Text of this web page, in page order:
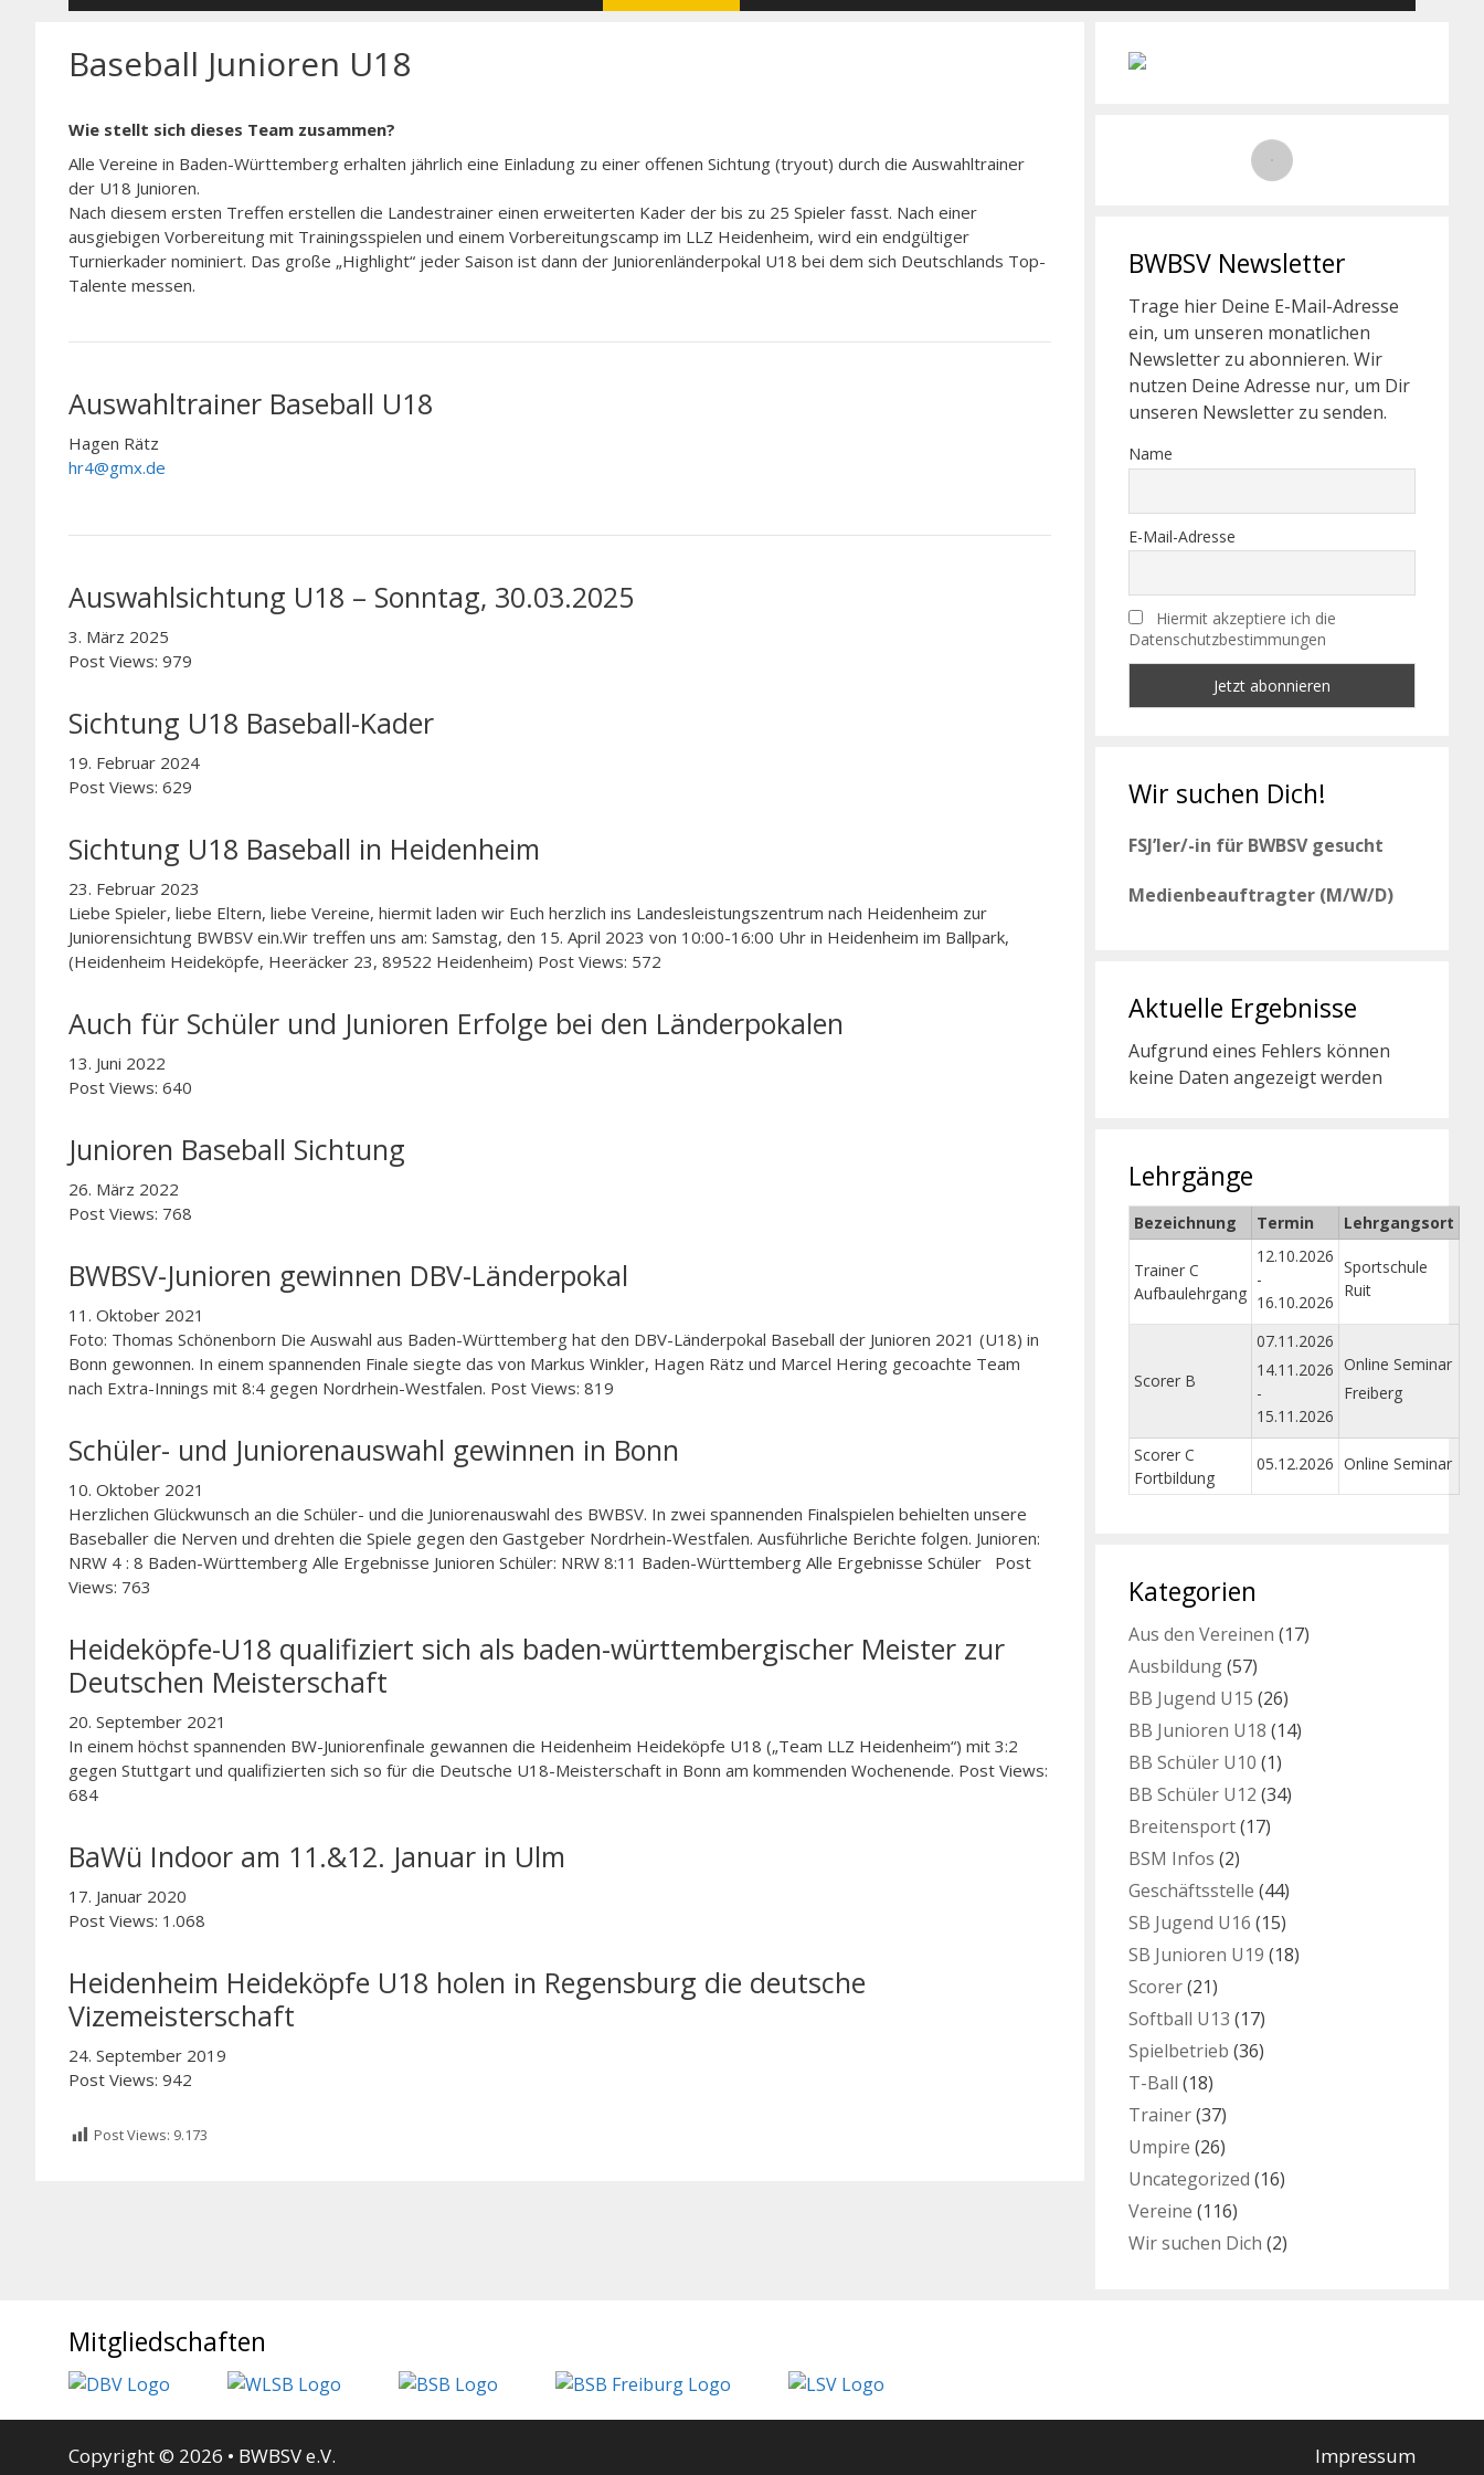
Baseball Junioren U18
Wie stellt sich dieses Team zusammen?
Alle Vereine in Baden-Württemberg erhalten jährlich eine Einladung zu einer offenen Sichtung (tryout) durch die Auswahltrainer
der U18 Junioren.
Nach diesem ersten Treffen erstellen die Landestrainer einen erweiterten Kader der bis zu 25 Spieler fasst. Nach einer
ausgiebigen Vorbereitung mit Trainingsspielen und einem Vorbereitungscamp im LLZ Heidenheim, wird ein endgültiger
Turnierkader nominiert. Das große „Highlight“ jeder Saison ist dann der Juniorenländerpokal U18 bei dem sich Deutschlands Top-
Talente messen.
Auswahltrainer Baseball U18
Hagen Rätz
hr4@gmx.de
Auswahlsichtung U18 – Sonntag, 30.03.2025
3. März 2025
Post Views: 979
Sichtung U18 Baseball-Kader
19. Februar 2024
Post Views: 629
Sichtung U18 Baseball in Heidenheim
23. Februar 2023
Liebe Spieler, liebe Eltern, liebe Vereine, hiermit laden wir Euch herzlich ins Landesleistungszentrum nach Heidenheim zur
Juniorensichtung BWBSV ein.Wir treffen uns am: Samstag, den 15. April 2023 von 10:00-16:00 Uhr in Heidenheim im Ballpark,
(Heidenheim Heideköpfe, Heeräcker 23, 89522 Heidenheim) Post Views: 572
Auch für Schüler und Junioren Erfolge bei den Länderpokalen
13. Juni 2022
Post Views: 640
Junioren Baseball Sichtung
26. März 2022
Post Views: 768
BWBSV-Junioren gewinnen DBV-Länderpokal
11. Oktober 2021
Foto: Thomas Schönenborn Die Auswahl aus Baden-Württemberg hat den DBV-Länderpokal Baseball der Junioren 2021 (U18) in
Bonn gewonnen. In einem spannenden Finale siegte das von Markus Winkler, Hagen Rätz und Marcel Hering gecoachte Team
nach Extra-Innings mit 8:4 gegen Nordrhein-Westfalen. Post Views: 819
Schüler- und Juniorenauswahl gewinnen in Bonn
10. Oktober 2021
Herzlichen Glückwunsch an die Schüler- und die Juniorenauswahl des BWBSV. In zwei spannenden Finalspielen behielten unsere
Baseballer die Nerven und drehten die Spiele gegen den Gastgeber Nordrhein-Westfalen. Ausführliche Berichte folgen. Junioren:
NRW 4 : 8 Baden-Württemberg Alle Ergebnisse Junioren Schüler: NRW 8:11 Baden-Württemberg Alle Ergebnisse Schüler Post
Views: 763
Heideköpfe-U18 qualifiziert sich als baden-württembergischer Meister zur
Deutschen Meisterschaft
20. September 2021
In einem höchst spannenden BW-Juniorenfinale gewannen die Heidenheim Heideköpfe U18 („Team LLZ Heidenheim“) mit 3:2
gegen Stuttgart und qualifizierten sich so für die Deutsche U18-Meisterschaft in Bonn am kommenden Wochenende. Post Views:
684
BaWü Indoor am 11.&12. Januar in Ulm
17. Januar 2020
Post Views: 1.068
Heidenheim Heideköpfe U18 holen in Regensburg die deutsche
Vizemeisterschaft
24. September 2019
Post Views: 942
Post Views: 9.173
BWBSV Newsletter
Trage hier Deine E-Mail-Adresse
ein, um unseren monatlichen
Newsletter zu abonnieren. Wir
nutzen Deine Adresse nur, um Dir
unseren Newsletter zu senden.
Name
E-Mail-Adresse
Hiermit akzeptiere ich die
Datenschutzbestimmungen
Wir suchen Dich!
FSJ’ler/-in für BWBSV gesucht
Medienbeauftragter (M/W/D)
Aktuelle Ergebnisse
Aufgrund eines Fehlers können
keine Daten angezeigt werden
Lehrgänge
Bezeichnung Termin Lehrgangsort
Trainer C
Aufbaulehrgang
12.10.2026
-
16.10.2026
Sportschule
Ruit
Scorer B
07.11.2026
14.11.2026
-
15.11.2026
Online Seminar
Freiberg
Scorer C
Fortbildung
05.12.2026 Online Seminar
Kategorien
Aus den Vereinen (17)
Ausbildung(57)
BB Jugend U15 (26)
BB Junioren U18 (14)
BB Schüler U10 (1)
BB Schüler U12 (34)
Breitensport(17)
BSM Infos (2)
Geschäftsstelle (44)
SB Jugend U16 (15)
SB Junioren U19 (18)
Scorer(21)
Softball U13 (17)
Spielbetrieb (36)
T-Ball (18)
Trainer(37)
Umpire (26)
Uncategorized (16)
Vereine (116)
Wir suchen Dich (2)
Mitgliedschaften
Impressum
Copyright © 2026 • BWBSV e.V.